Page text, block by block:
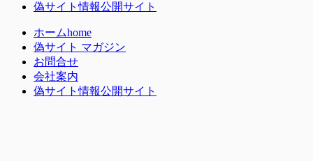
偽サイト情報公開サイト
ホームhome
偽サイト マガジン
お問合せ
会社案内
偽サイト情報公開サイト